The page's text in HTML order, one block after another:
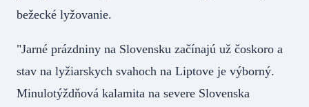
bežecké lyžovanie.
"Jarné prázdniny na Slovensku začínajú už čoskoro a
stav na lyžiarskych svahoch na Liptove je výborný.
Minulotýždňová kalamita na severe Slovenska